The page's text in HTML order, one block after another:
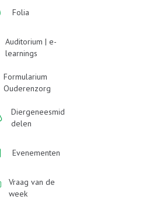
Folia
Auditorium | e-
learnings
Formularium
Ouderenzorg
Diergeneesmid
delen
Evenementen
Vraag van de
week